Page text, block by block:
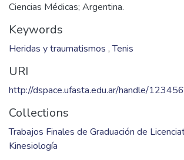
Ciencias Médicas; Argentina.
Keywords
Heridas y traumatismos ,Tenis
URI
http://dspace.ufasta.edu.ar/handle/
Collections
Trabajos Finales de Graduación de
Kinesiología